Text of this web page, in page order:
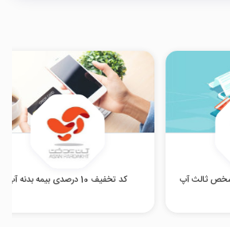
کد تخفیف 10 درصدی بیمه بدنه آپ